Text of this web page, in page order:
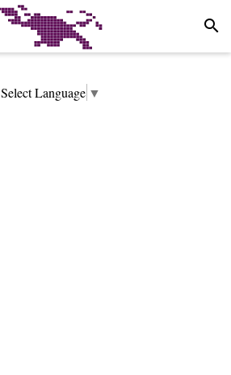
search
Select Language ▼